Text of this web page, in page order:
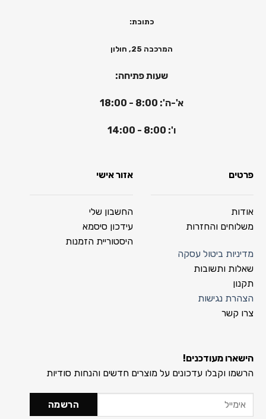
כתובת:
המרכבה 25, חולון
שעות פתיחה:
א'-ה': 8:00 - 18:00
ו': 8:00 - 14:00
פרטים
אודות
משלוחים והחזרות
מדיניות ביטול עסקה
שאלות ותשובות
תקנון
הצהרת נגישות
צרו קשר
אזור אישי
החשבון שלי
עידכון סיסמא
היסטוריית הזמנות
הישארו מעודכנים!
הרשמו וקבלו עדכונים על מוצרים חדשים והנחות סודיות